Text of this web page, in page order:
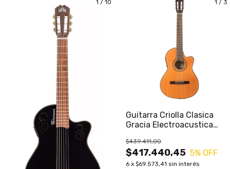
1 / 10 1 / 3
Guitarra Criolla Clasica
Gracia Electroacustica
$417.440,45
$439.411,00
5% OFF
6 x $69.573,41 sin interés